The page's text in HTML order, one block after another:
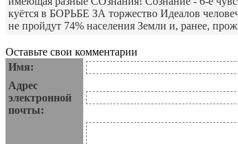
куётся в БОРЬБЕ ЗА торжество Идеалов
не пройдут 74% населения Земли и, ранее,
Оставьте свои комментарии
Имя:
Адрес
электронной
почты: